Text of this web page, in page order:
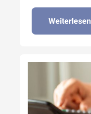
Weiterlesen